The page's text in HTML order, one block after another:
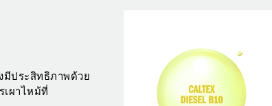
มีประสิทธิภาพด้วย
ผาไหม้ที่